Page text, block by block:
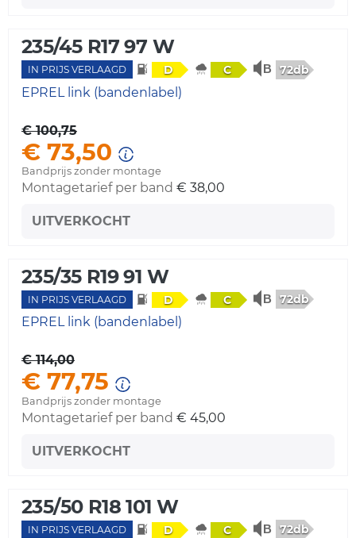
235/45 R17 97 W
IN PRIJS VERLAAGD D C 72db
EPREL link (bandenlabel)
€ 100,75
€ 73,50
Bandprijs zonder montage
Montagetarief per band € 38,00
UITVERKOCHT
235/35 R19 91 W
IN PRIJS VERLAAGD D C 72db
EPREL link (bandenlabel)
€ 114,00
€ 77,75
Bandprijs zonder montage
Montagetarief per band € 45,00
UITVERKOCHT
235/50 R18 101 W
IN PRIJS VERLAAGD D C 72db